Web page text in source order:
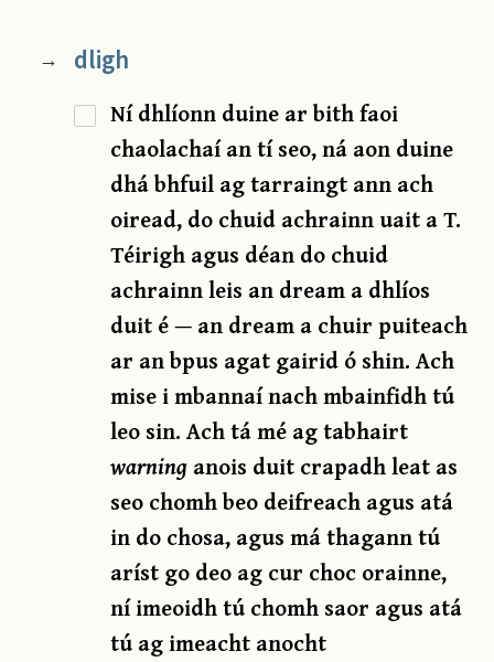
→ dligh
Ní dhlíonn duine ar bith faoi
chaolachaí an tí seo, ná aon duine
dhá bhfuil ag tarraingt ann ach
oiread, do chuid achrainn uait a T.
Téirigh agus déan do chuid
achrainn leis an dream a dhlíos
duit é — an dream a chuir puiteach
ar an bpus agat gairid ó shin. Ach
mise i mbannaí nach mbainfidh tú
leo sin. Ach tá mé ag tabhairt
warninganois duit crapadh leat as
seo chomh beo deifreach agus atá
in do chosa, agus má thagann tú
aríst go deo ag cur choc orainne,
ní imeoidh tú chomh saor agus atá
tú ag imeacht anocht